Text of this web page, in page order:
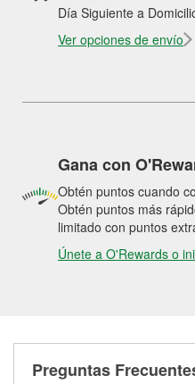
Día Siguiente a
Ver opciones de envío
Gana con
Obtén puntos cuando
Obtén puntos más
limitado con puntos
Únete a O'Rewards o
Preguntas